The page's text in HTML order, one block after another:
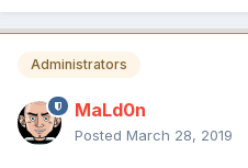
Administrators
MaLd0n
Posted March 28, 2019